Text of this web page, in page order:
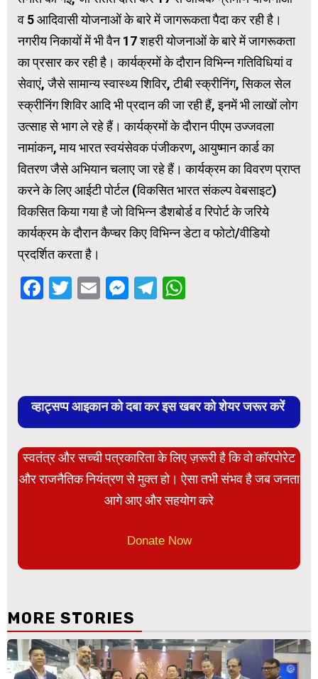
व 5 आदिवासी योजनाओं के बारे में जागरूकता पैदा कर रही है।
नगरीय निकायों में भी वैन 17 शहरी योजनाओं के बारे में जागरूकता
का प्रसार कर रही है। कार्यक्रमों के दौरान विभिन्न गतिविधियां व
सेवाएं, जैसे सामान्य स्वास्थ्य शिविर, टीबी स्क्रीनिंग, सिकल सेल
स्क्रीनिंग शिविर आदि भी प्रदान की जा रही हैं, इनमें भी लाखों लोग
उत्साह से भाग ले रहे हैं। कार्यक्रमों के दौरान पीएम उज्जवला
नामांकन, माय भारत स्वयंसेवक पंजीकरण, आयुष्मान कार्ड का
वितरण जैसे अभियान चलाए जा रहे हैं। कार्यक्रम का विवरण प्राप्त
करने के लिए आईटी पोर्टल (विकसित भारत संकल्प वेबसाइट)
विकसित किया गया है जो विभिन्न डैशबोर्ड व रिपोर्ट के जरिये
कार्यक्रम के दौरान कैप्चर किए विभिन्न डेटा व फोटो/वीडियो
प्रदर्शित करता है।
Facebook
Twitter
EmailMessenger
Telegram
व्हाट्सप्प आइकान को दबा कर इस खबर को शेयर जरूर करें
स्वतंत्र और सच्ची पत्रकारिता के लिए ज़रूरी है कि वो कॉरपोरेट
और राजनैतिक नियंत्रण से मुक्त हो। ऐसा तभी संभव है जब जनता
आगे आए और सहयोग करे
Donate Now
MORE STORIES